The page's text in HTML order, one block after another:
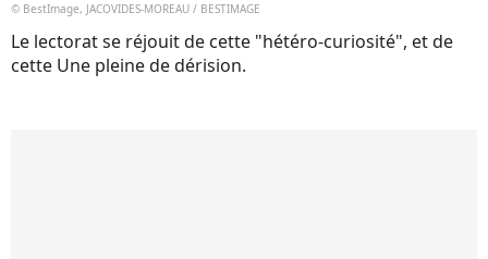
© BestImage, JACOVIDES-MOREAU / BESTIMAGE
Le lectorat se réjouit de cette "hétéro-curiosité", et de
cette Une pleine de dérision.